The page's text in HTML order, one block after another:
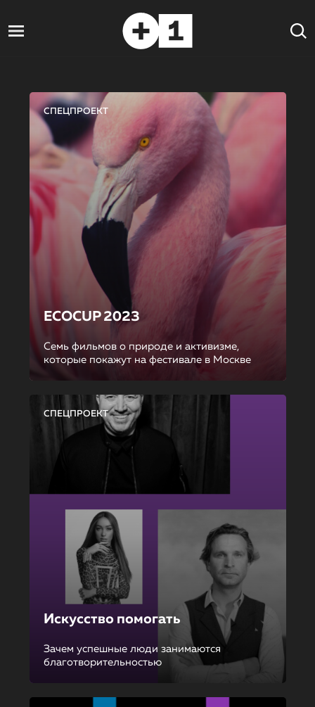
СПЕЦПРОЕКТ
ECOCUP 2023
Семь фильмов о природе и активизме,
которые покажут на фестивале в Москве
СПЕЦПРОЕКТ
Искусство помогать
Зачем успешные люди занимаются
благотворительностью